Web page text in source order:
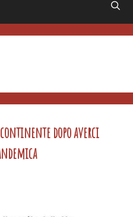
dopo averci